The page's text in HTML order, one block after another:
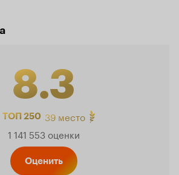
8.3
Рейтинг
ТОП 250 39 место
1 141 553 оценки
Оценить